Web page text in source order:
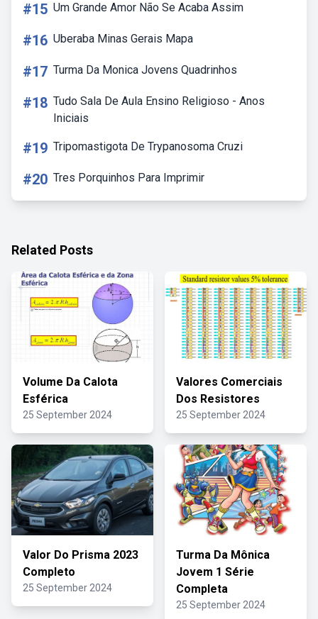
#15 Um Grande Amor Não Se Acaba Assim
#16 Uberaba Minas Gerais Mapa
#17 Turma Da Monica Jovens Quadrinhos
#18 Tudo Sala De Aula Ensino Religioso - Anos
Iniciais
#19 Tripomastigota De Trypanosoma Cruzi
#20 Tres Porquinhos Para Imprimir
Related Posts
Volume Da Calota
Esférica
25 September 2024
Valores Comerciais
Dos Resistores
25 September 2024
Valor Do Prisma 2023
Completo
25 September 2024
Turma Da Mônica
Jovem 1 Série
Completa
25 September 2024